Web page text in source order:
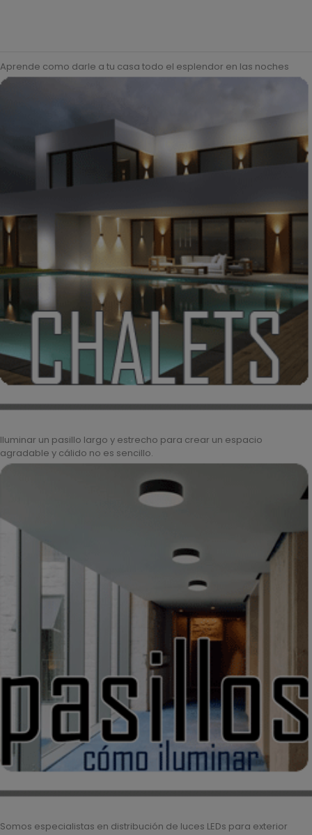
Aprende como darle a tu casa todo el esplendor en las noches
Iluminar un pasillo largo y estrecho para crear un espacio
agradable y cálido no es sencillo.
Somos especialistas en distribución de luces LEDs para exterior